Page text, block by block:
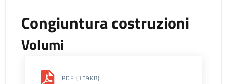
Congiuntura costruzioni
Volumi
PDF (159KB)